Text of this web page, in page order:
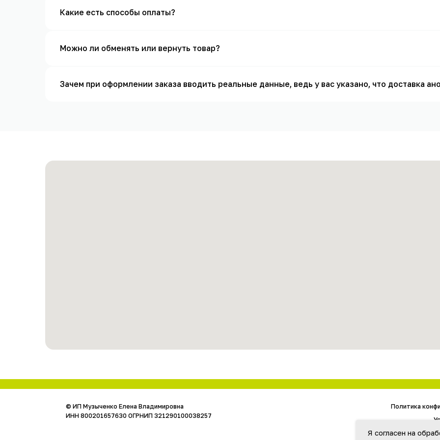
Какие есть способы оплаты?
Можно ли обменять или вернуть товар?
Зачем при оформлении заказа вводить реальные данные, ведь у вас указано, что доставка
Я согласен на